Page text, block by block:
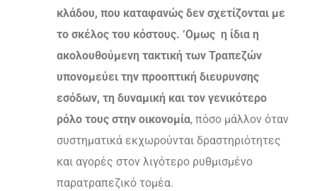
κλάδου, που καταφανώς δεν σχετίζονται με
το σκέλος του κόστους. ‘Ομως η ίδια η
ακολουθούμενη τακτική των Τραπεζών
υπονομεύει την προοπτική διευρυνσης
εσόδων, τη δυναμική και τον γενικότερο
ρόλο τους στην οικονομία, πόσο μάλλον όταν
συστηματικά εκχωρούνται δραστηριότητες
και αγορές στον λιγότερο ρυθμισμένο
παρατραπεζικό τομέα.